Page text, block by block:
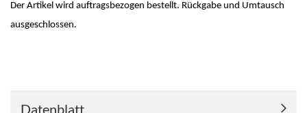
Der Artikel wird auftragsbezogen bestellt. Rückgabe und Umtausch
ausgeschlossen.
Datenblatt